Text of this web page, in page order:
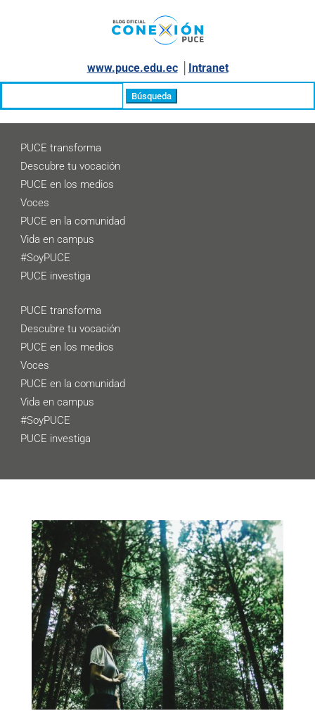
www.puce.edu.ec│ Intranet
PUCE transforma
Descubre tu vocación
PUCE en los medios
Voces
PUCE en la comunidad
Vida en campus
#SoyPUCE
PUCE investiga
PUCE transforma
Descubre tu vocación
PUCE en los medios
Voces
PUCE en la comunidad
Vida en campus
#SoyPUCE
PUCE investiga